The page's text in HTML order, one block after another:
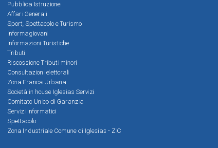
Pubblica Istruzione
Affari Generali
Sport, Spettacolo e Turismo
Informagiovani
Informazioni Turistiche
Tributi
Riscossione Tributi minori
Consultazioni elettorali
Zona Franca Urbana
Società in house Iglesias Servizi
Comitato Unico di Garanzia
Servizi Informatici
Spettacolo
Zona Industriale Comune di Iglesias - ZIC